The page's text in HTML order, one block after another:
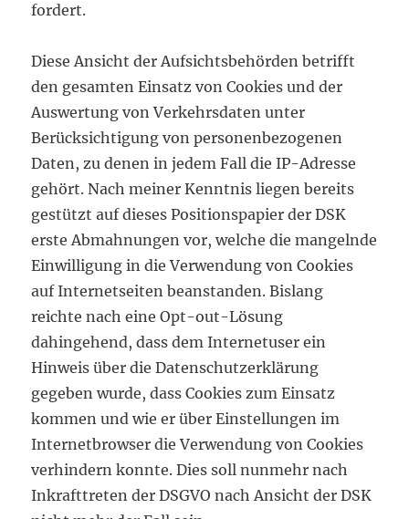
fordert.
Diese Ansicht der Aufsichtsbehörden betrifft
den gesamten Einsatz von Cookies und der
Auswertung von Verkehrsdaten unter
Berücksichtigung von personenbezogenen
Daten, zu denen in jedem Fall die IP-Adresse
gehört. Nach meiner Kenntnis liegen bereits
gestützt auf dieses Positionspapier der DSK
erste Abmahnungen vor, welche die mangelnde
Einwilligung in die Verwendung von Cookies
auf Internetseiten beanstanden. Bislang
reichte nach eine Opt-out-Lösung
dahingehend, dass dem Internetuser ein
Hinweis über die Datenschutzerklärung
gegeben wurde, dass Cookies zum Einsatz
kommen und wie er über Einstellungen im
Internetbrowser die Verwendung von Cookies
verhindern konnte. Dies soll nunmehr nach
Inkrafttreten der DSGVO nach Ansicht der DSK